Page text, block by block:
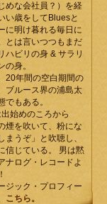
めな会社員？）を経
い歳をしてBluesと
に明け暮れる毎日に
とは言いつつもまだ
ハビリの身 & サラリ
の身。
20年間の空白期間の
ブルース界の浦島太
でもある。
始めのころから
煙を吹いて、粉にな
まうぞ」と吹聴し、
信じている。 男は黙
ナログ・レコードよ
ジック・プロフィー
こちら。